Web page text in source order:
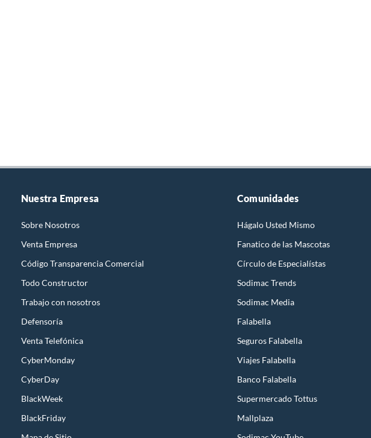
Nuestra Empresa
Sobre Nosotros
Venta Empresa
Código Transparencia Comercial
Todo Constructor
Trabajo con nosotros
Defensoría
Venta Telefónica
CyberMonday
CyberDay
BlackWeek
BlackFriday
Comunidades
Hágalo Usted Mismo
Fanatico de las Mascotas
Círculo de Especialístas
Sodimac Trends
Sodimac Media
Falabella
Seguros Falabella
Viajes Falabella
Banco Falabella
Supermercado Tottus
Mallplaza